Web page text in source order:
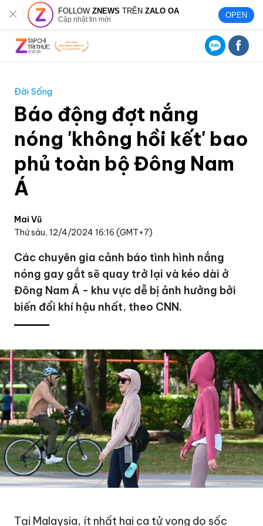
FOLLOWZNEWS TRÊNZALO OA
Cập nhật tin mới OPEN
Đời Sống
Báo động đợt nắng
nóng 'không hồi kết' bao
phủ toàn bộ Đông Nam
Á
Mai Vũ
Thứ sáu, 12/4/2024 16:16 (GMT+7)
Các chuyên gia cảnh báo tình hình nắng
nóng gay gắt sẽ quay trở lại và kéo dài ở
Đông Nam Á - khu vực dễ bị ảnh hưởng bởi
biến đổi khí hậu nhất, theo CNN.
Tại Malaysia, ít nhất hai ca tử vong do sốc